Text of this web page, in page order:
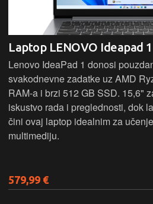
Laptop LENOVO Ideapad 1
Lenovo IdeaPad 1 donosi
svakodnevne zadatke uz AMD
RAM-a i brzi 512 GB SSD. 15,6"
iskustvo rada i preglednosti, dok
čini ovaj laptop idealnim za
multimediju.
579,99 €